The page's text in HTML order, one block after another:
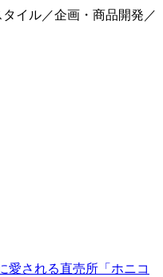
イル／企画・商品開発／
愛される直売所「ホニコ